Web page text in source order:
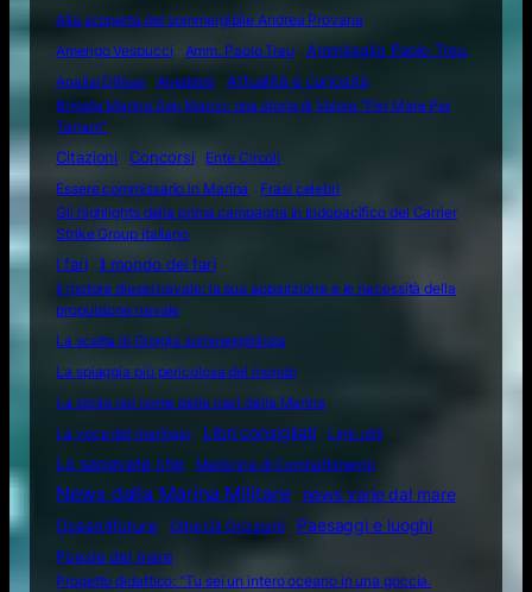
Alla scoperta del sommergibile Andrea Provana
Amerigo Vespucci
Amm. Paolo Treu
Ammiraglio Paolo Treu
Analisi Difesa
Aneddoti Attualità e curiosità
Brigata Marina San Marco: una storia di Valore "Per Mare Per
Terram"
Citazioni
Concorsi
Ente Circoli
Essere commissario in Marina
Frasi celebri
Gli highlights della prima campagna in Indopacifico del Carrier
Strike Group italiano
I fari
Il mondo dei fari
Il motore diesel navale: la sua apparizione e le necessità della
propulsione navale
La scelta di Giorgia sommergibilista
La spiaggia più pericolosa del mondo
La storia nel nome delle navi della Marina
La voce del marinaio
Libri consigliati Link utili
Lo sapevate che Medicina di Combattimento
News dalla Marina Militare
news varie dal mare
Ocean4future
Oltre Gli Orizzonti
Paesaggi e luoghi
Poesie del mare
Progetto didattico: “Tu sei un intero oceano in una goccia.